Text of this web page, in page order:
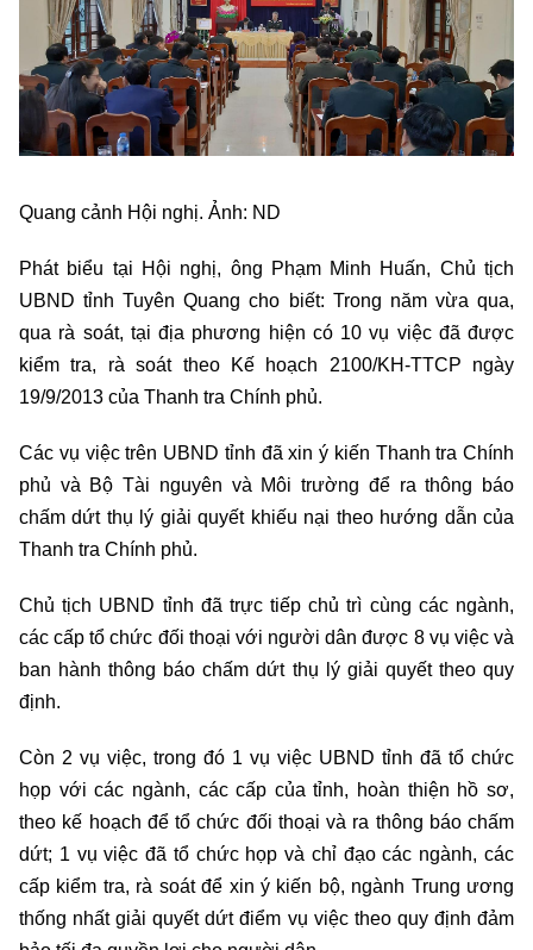
Quang cảnh Hội nghị. Ảnh: ND
Phát biểu tại Hội nghị, ông Phạm Minh Huấn, Chủ tịch
UBND tỉnh Tuyên Quang cho biết: Trong năm vừa qua,
qua rà soát, tại địa phương hiện có 10 vụ việc đã được
kiểm tra, rà soát theo Kế hoạch 2100/KH-TTCP ngày
19/9/2013 của Thanh tra Chính phủ.
Các vụ việc trên UBND tỉnh đã xin ý kiến Thanh tra Chính
phủ và Bộ Tài nguyên và Môi trường để ra thông báo
chấm dứt thụ lý giải quyết khiếu nại theo hướng dẫn của
Thanh tra Chính phủ.
Chủ tịch UBND tỉnh đã trực tiếp chủ trì cùng các ngành,
các cấp tổ chức đối thoại với người dân được 8 vụ việc và
ban hành thông báo chấm dứt thụ lý giải quyết theo quy
định.
Còn 2 vụ việc, trong đó 1 vụ việc UBND tỉnh đã tổ chức
họp với các ngành, các cấp của tỉnh, hoàn thiện hồ sơ,
theo kế hoạch để tổ chức đối thoại và ra thông báo chấm
dứt; 1 vụ việc đã tổ chức họp và chỉ đạo các ngành, các
cấp kiểm tra, rà soát để xin ý kiến bộ, ngành Trung ương
thống nhất giải quyết dứt điểm vụ việc theo quy định đảm